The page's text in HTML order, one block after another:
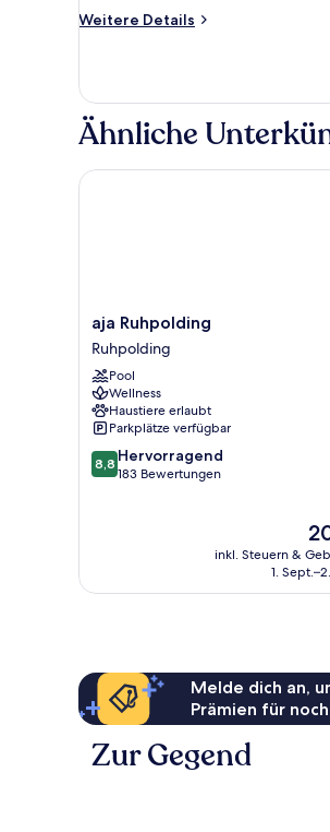
Weitere Details
Weitere
Suite
Ähnliche
aja
Ruhpolding
Ruhpolding
aja Ruhpolding
Ruhpolding
Pool
Wellness
Haustiere erlaubt
Parkplätze verfügbar
8.8
von
8,8 Hervorragend
183 Bewertungen
inkl. Steuern &
1.
aja Ruhpolding
Melde dich an,
Prämien für
Zur Gegend